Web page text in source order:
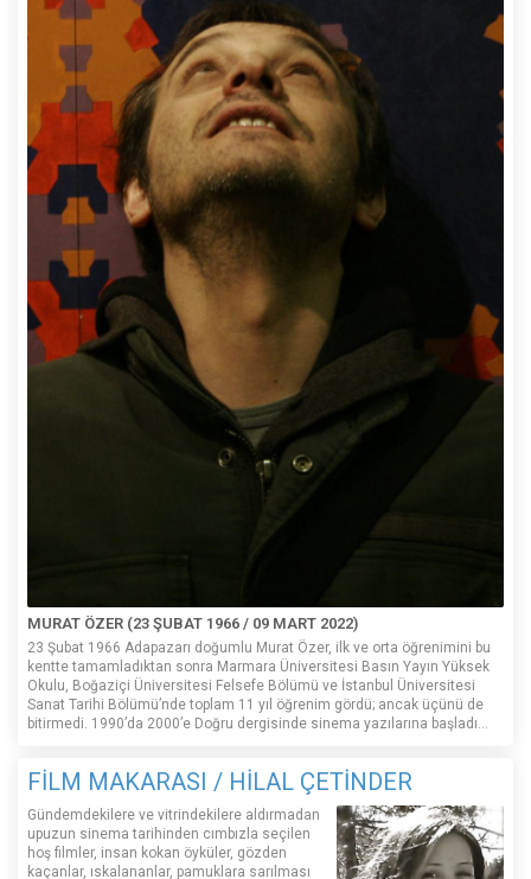
MURAT ÖZER (23 ŞUBAT 1966 / 09 MART 2022)
23 Şubat 1966 Adapazarı doğumlu Murat Özer, ilk ve orta öğrenimini bu
kentte tamamladıktan sonra Marmara Üniversitesi Basın Yayın Yüksek
Okulu, Boğaziçi Üniversitesi Felsefe Bölümü ve İstanbul Üniversitesi
Sanat Tarihi Bölümü’nde toplam 11 yıl öğrenim gördü; ancak üçünü de
bitirmedi. 1990’da 2000’e Doğru dergisinde sinema yazılarına başladı...
FİLM MAKARASI / HİLAL ÇETİNDER
Gündemdekilere ve vitrindekilere aldırmadan
upuzun sinema tarihinden cımbızla seçilen
hoş filmler, insan kokan öyküler, gözden
kaçanlar, ıskalananlar, pamuklara sarılması